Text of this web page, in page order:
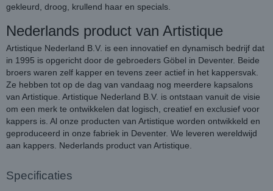
gekleurd, droog, krullend haar en specials.
Nederlands product van Artistique
Artistique Nederland B.V. is een innovatief en dynamisch bedrijf dat
in 1995 is opgericht door de gebroeders Göbel in Deventer. Beide
broers waren zelf kapper en tevens zeer actief in het kappersvak.
Ze hebben tot op de dag van vandaag nog meerdere kapsalons
van Artistique. Artistique Nederland B.V. is ontstaan vanuit de visie
om een merk te ontwikkelen dat logisch, creatief en exclusief voor
kappers is. Al onze producten van Artistique worden ontwikkeld en
geproduceerd in onze fabriek in Deventer. We leveren wereldwijd
aan kappers. Nederlands product van Artistique.
Specificaties